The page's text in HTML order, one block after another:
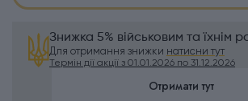
Знижка 5% військовим та їхнім
Для отримання знижки натисни тут
Термін дії акції з 01.01.2026 по 31.12.2026
Отримати тут